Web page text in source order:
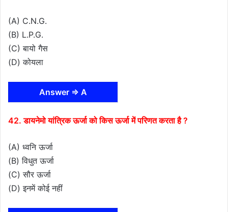
(A) C.N.G.
(B) L.P.G.
(C) बायो गैस
(D) कोयला
Answer ⇒ A
42. डायनेमो यांत्रिक ऊर्जा को किस ऊर्जा में परिणत करता है ?
(A) ध्वनि ऊर्जा
(B) विधुत ऊर्जा
(C) सौर ऊर्जा
(D) इनमें कोई नहीं